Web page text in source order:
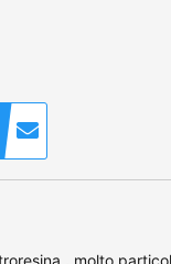
, molto